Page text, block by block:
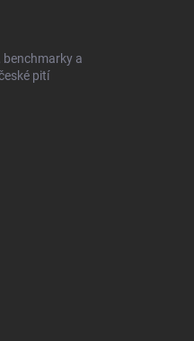
benchmarky a
pití